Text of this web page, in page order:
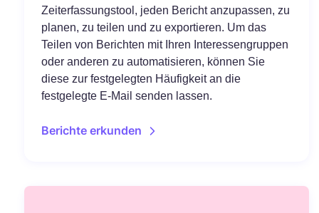
Zeiterfassungstool, jeden Bericht anzupassen, zu
planen, zu teilen und zu exportieren. Um das
Teilen von Berichten mit Ihren Interessengruppen
oder anderen zu automatisieren, können Sie
diese zur festgelegten Häufigkeit an die
festgelegte E-Mail senden lassen.
Berichte erkunden